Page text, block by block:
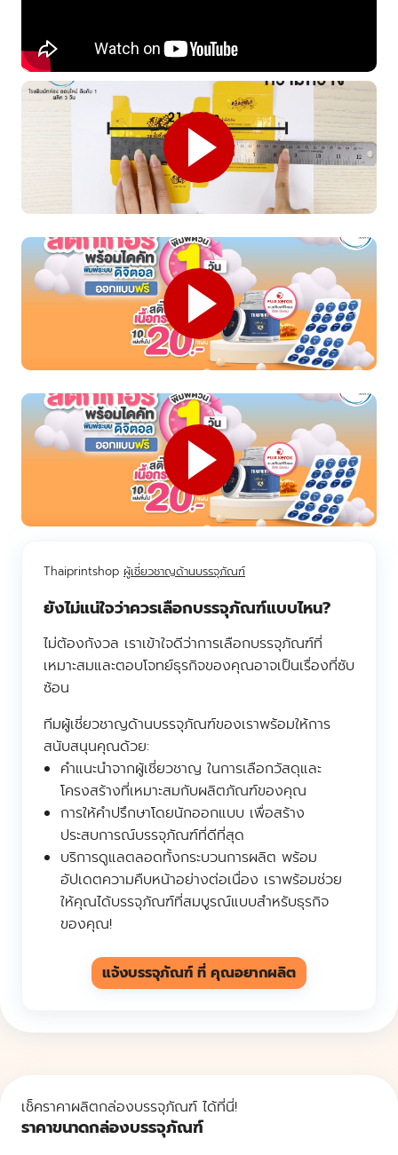
Thaiprintshop ผู้เชี่ยวชาญด้านบรรจุภัณฑ์
ยังไม่แน่ใจว่าควรเลือกบรรจุภัณฑ์แบบไหน?
ไม่ต้องกังวล เราเข้าใจดีว่าการเลือกบรรจุภัณฑ์ที่
เหมาะสมและตอบโจทย์ธุรกิจของคุณอาจเป็นเรื่องที่ซับ
ซ้อน
ทีมผู้เชี่ยวชาญด้านบรรจุภัณฑ์ของเราพร้อมให้การ
สนับสนุนคุณด้วย:
คำแนะนำจากผู้เชี่ยวชาญ ในการเลือกวัสดุและ
โครงสร้างที่เหมาะสมกับผลิตภัณฑ์ของคุณ
การให้คำปรึกษาโดยนักออกแบบ เพื่อสร้าง
ประสบการณ์บรรจุภัณฑ์ที่ดีที่สุด
บริการดูแลตลอดทั้งกระบวนการผลิต พร้อม
อัปเดตความคืบหน้าอย่างต่อเนื่อง เราพร้อมช่วย
ให้คุณได้บรรจุภัณฑ์ที่สมบูรณ์แบบสำหรับธุรกิจ
ของคุณ!
แจ้งบรรจุภัณฑ์ ที่ คุณอยากผลิต
เช็คราคาผลิตกล่องบรรจุภัณฑ์ ได้ที่นี่!
ราคาขนาดกล่องบรรจุภัณฑ์